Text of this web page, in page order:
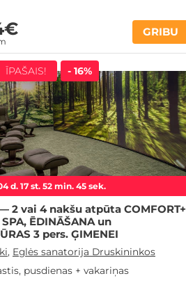
GRIBU
d. 17 st. 52 min. 44 sek.
ĪPAŠAIS! - 16%
2 vai 4 nakšu atpūta COMFORT+
ĒDINĀŠANA un
3 pers. ĢIMENEI
, Eglės sanatorija Druskininkos
pusdienas + vakariņas